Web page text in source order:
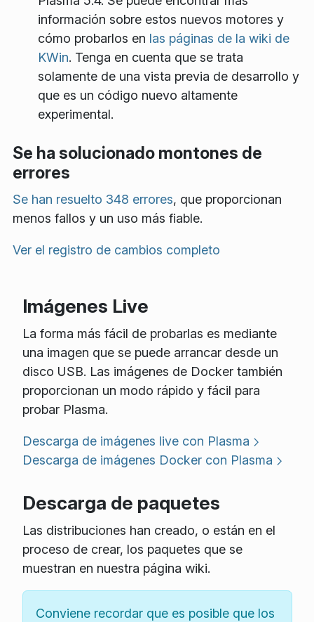
información sobre estos nuevos motores y
cómo probarlos en las páginas de la wiki de
KWin. Tenga en cuenta que se trata
solamente de una vista previa de desarrollo y
que es un código nuevo altamente
experimental.
Se ha solucionado montones de
errores
Se han resuelto 348 errores, que proporcionan
menos fallos y un uso más fiable.
Ver el registro de cambios completo
Imágenes Live
La forma más fácil de probarlas es mediante
una imagen que se puede arrancar desde un
disco USB. Las imágenes de Docker también
proporcionan un modo rápido y fácil para
probar Plasma.
Descarga de imágenes live con Plasma
Descarga de imágenes Docker con Plasma
Descarga de paquetes
Las distribuciones han creado, o están en el
proceso de crear, los paquetes que se
muestran en nuestra página wiki.
Conviene recordar que es posible que los